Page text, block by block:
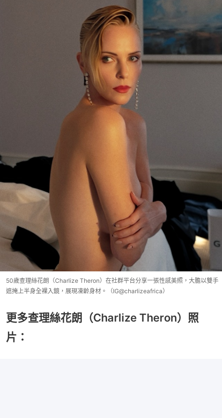
50歲查理絲花朗（Charlize Theron）在社群平台分享一張性感美照，大膽以雙手
遮掩上半身全裸入鏡，展現凍齡身材。（IG@charlizeafrica）
更多查理絲花朗（Charlize Theron）照
片：